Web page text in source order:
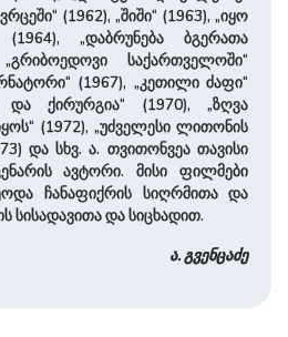
(1962), „შიში“ (1963), „იყო
„დაბრუნება ბგერათა
საქართველოში“
(1967), „კეთილი ძაფი“
და ქირურგია“ (1970), „ზღვა
(1972), „უძველესი ლითონის
და სხვ. ა. თვითონვეა თავისი
ავტორი. მისი ფილმები
ჩანაფიქრის სიღრმითა და
და სიცხადით.
ა. გვენცაძე